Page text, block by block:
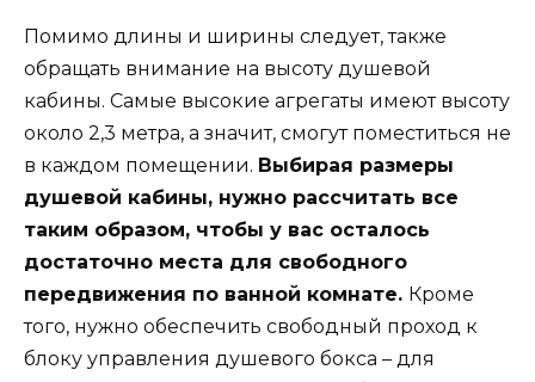
Помимо длины и ширины следует, также
обращать внимание на высоту душевой
кабины. Самые высокие агрегаты имеют высоту
около 2,3 метра, а значит, смогут поместиться не
в каждом помещении. Выбирая размеры
душевой кабины, нужно рассчитать все
таким образом, чтобы у вас осталось
достаточно места для свободного
передвижения по ванной комнате. Кроме
того, нужно обеспечить свободный проход к
блоку управления душевого бокса – для